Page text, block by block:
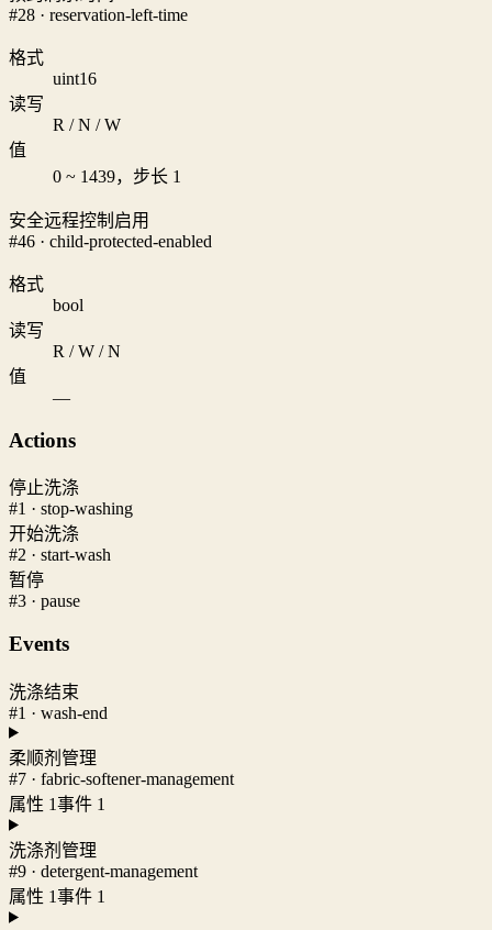
#28 · reservation-left-time
格式
uint16
读写
R / N / W
值
0 ~ 1439，步长 1
安全远程控制启用
#46 · child-protected-enabled
格式
bool
读写
R / W / N
值
—
Actions
停止洗涤
#1 · stop-washing
开始洗涤
#2 · start-wash
暂停
#3 · pause
Events
洗涤结束
#1 · wash-end
柔顺剂管理
#7 · fabric-softener-management
属性 1事件 1
洗涤剂管理
#9 · detergent-management
属性 1事件 1